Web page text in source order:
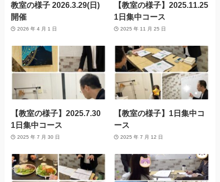
教室の様子 2026.3.29(日)
開催
2026 年 4 月 1 日
【教室の様子】2025.11.25
1日集中コース
2025 年 11 月 25 日
【教室の様子】2025.7.30
1日集中コース
2025 年 7 月 30 日
【教室の様子】1日集中コ
ース
2025 年 7 月 12 日